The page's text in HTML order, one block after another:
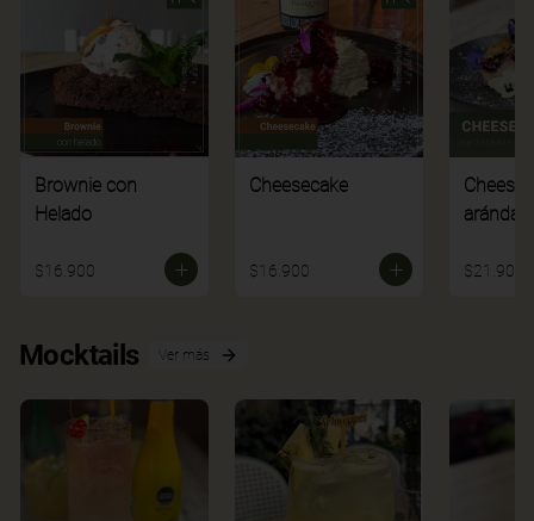
Brownie con
Helado
$16.900
Cheesecake
$16.900 $21.900
Mocktails Ver más